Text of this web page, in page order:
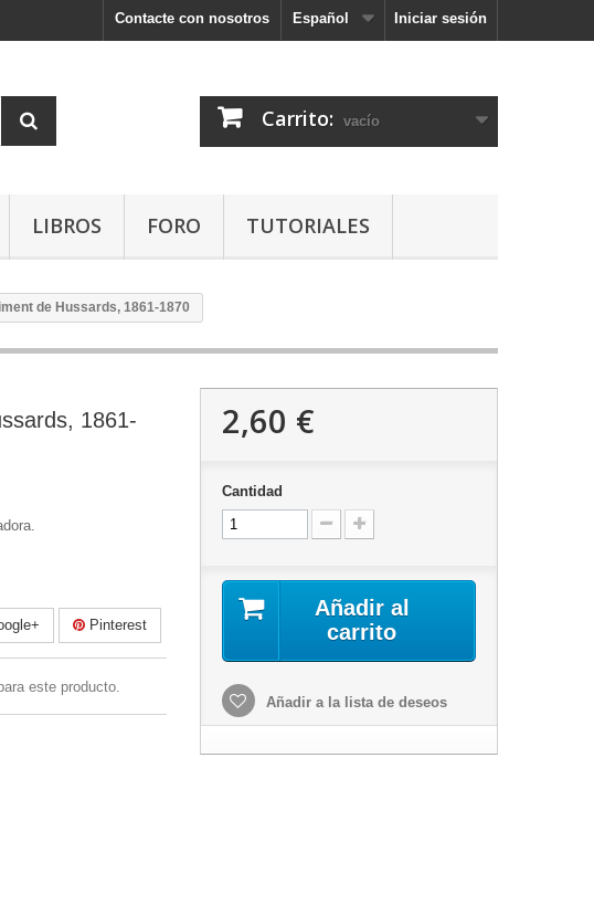
Iniciar sesión
Español
Contacte con nosotros
Carrito: vacío
LIBROS FORO TUTORIALES
de Hussards, 1861-1870
1861-
Pinterest
este producto.
2,60 €
Cantidad
Añadir al
carrito
Añadir a la lista de deseos